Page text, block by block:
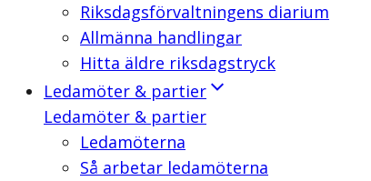
Riksdagsförvaltningens diarium
Allmänna handlingar
Hitta äldre riksdagstryck
Ledamöter & partier
Ledamöter & partier
Ledamöterna
Så arbetar ledamöterna